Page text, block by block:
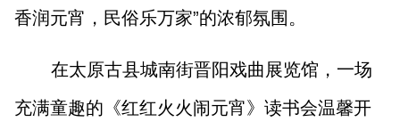
香润元宵，民俗乐万家”的浓郁氛围。
在太原古县城南街晋阳戏曲展览馆，一场
充满童趣的《红红火火闹元宵》读书会温馨开